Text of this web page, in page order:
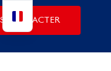
CONTACTER